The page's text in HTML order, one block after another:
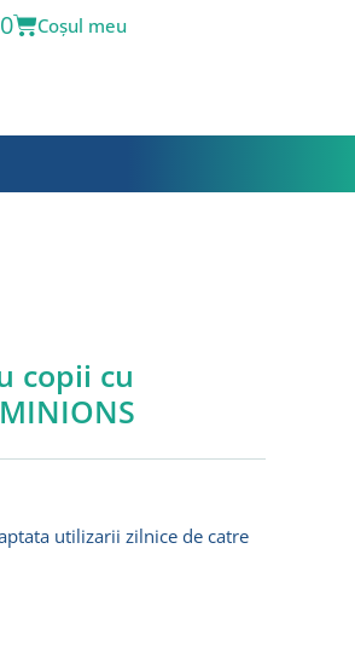
0
Basket
copii cu
utilizarii zilnice de catre